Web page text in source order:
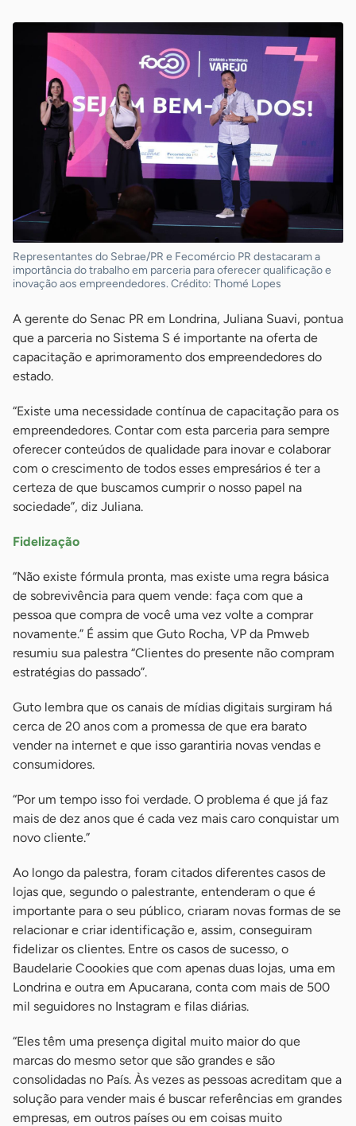
Representantes do Sebrae/PR e Fecomércio PR destacaram a
importância do trabalho em parceria para oferecer qualificação e
inovação aos empreendedores. Crédito: Thomé Lopes
A gerente do Senac PR em Londrina, Juliana Suavi, pontua
que a parceria no Sistema S é importante na oferta de
capacitação e aprimoramento dos empreendedores do
estado.
“Existe uma necessidade contínua de capacitação para os
empreendedores. Contar com esta parceria para sempre
oferecer conteúdos de qualidade para inovar e colaborar
com o crescimento de todos esses empresários é ter a
certeza de que buscamos cumprir o nosso papel na
sociedade”, diz Juliana.
Fidelização
“Não existe fórmula pronta, mas existe uma regra básica
de sobrevivência para quem vende: faça com que a
pessoa que compra de você uma vez volte a comprar
novamente.” É assim que Guto Rocha, VP da Pmweb
resumiu sua palestra “Clientes do presente não compram
estratégias do passado”.
Guto lembra que os canais de mídias digitais surgiram há
cerca de 20 anos com a promessa de que era barato
vender na internet e que isso garantiria novas vendas e
consumidores.
“Por um tempo isso foi verdade. O problema é que já faz
mais de dez anos que é cada vez mais caro conquistar um
novo cliente.”
Ao longo da palestra, foram citados diferentes casos de
lojas que, segundo o palestrante, entenderam o que é
importante para o seu público, criaram novas formas de se
relacionar e criar identificação e, assim, conseguiram
fidelizar os clientes. Entre os casos de sucesso, o
Baudelarie Coookies que com apenas duas lojas, uma em
Londrina e outra em Apucarana, conta com mais de 500
mil seguidores no Instagram e filas diárias.
“Eles têm uma presença digital muito maior do que
marcas do mesmo setor que são grandes e são
consolidadas no País. Às vezes as pessoas acreditam que a
solução para vender mais é buscar referências em grandes
empresas, em outros países ou em coisas muito